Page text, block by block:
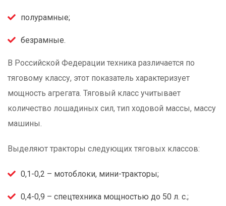
полурамные;
безрамные.
В Российской Федерации техника различается по
тяговому классу, этот показатель характеризует
мощность агрегата. Тяговый класс учитывает
количество лошадиных сил, тип ходовой массы, массу
машины.
Выделяют тракторы следующих тяговых классов:
0,1-0,2 – мотоблоки, мини-тракторы;
0,4-0,9 – спецтехника мощностью до 50 л. с.;